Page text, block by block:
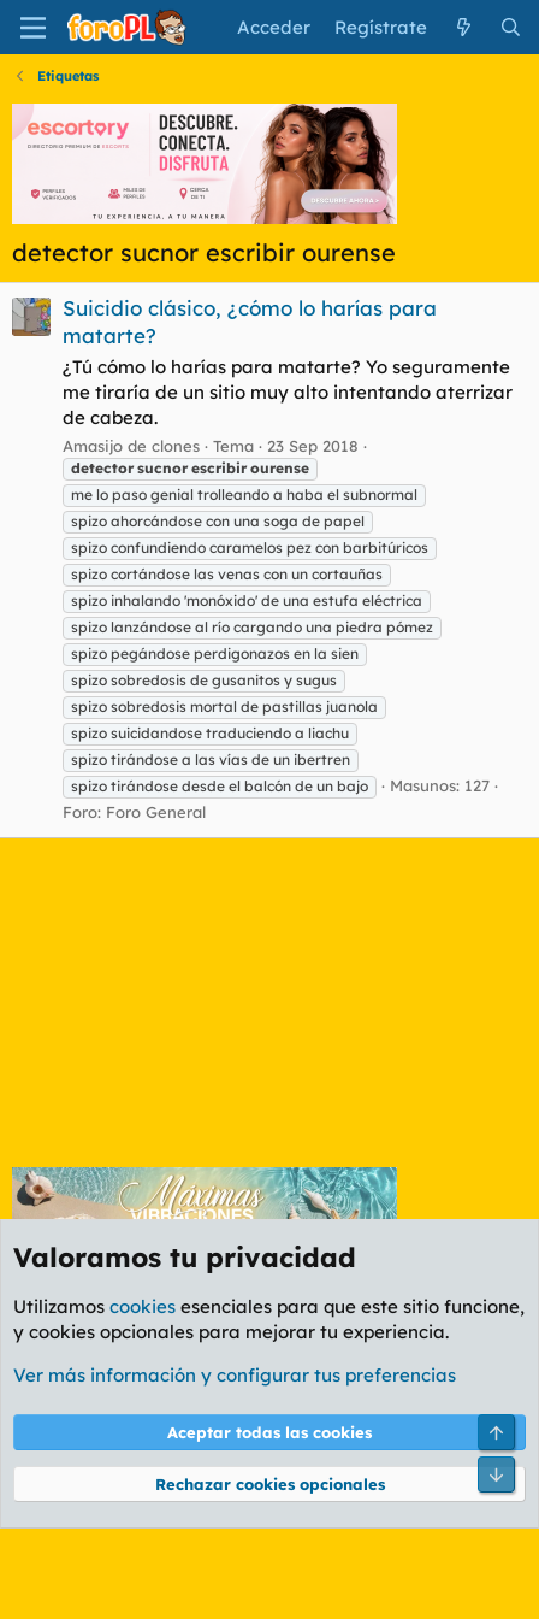
Acceder Regístrate
Etiquetas
detector sucnor escribir ourense
Suicidio clásico, ¿cómo lo harías para
matarte?
¿Tú cómo lo harías para matarte? Yo seguramente
me tiraría de un sitio muy alto intentando aterrizar
de cabeza.
Amasijo de clones Tema 23 Sep 2018
detector sucnor escribir ourense
me lo paso genial trolleando a haba el subnormal
spizo ahorcándose con una soga de papel
spizo confundiendo caramelos pez con barbitúricos
spizo cortándose las venas con un cortauñas
spizo inhalando 'monóxido' de una estufa eléctrica
spizo lanzándose al río cargando una piedra pómez
spizo pegándose perdigonazos en la sien
spizo sobredosis de gusanitos y sugus
spizo sobredosis mortal de pastillas juanola
spizo suicidandose traduciendo a liachu
spizo tirándose a las vías de un ibertren
spizo tirándose desde el balcón de un bajo
Masunos: 127
Foro: Foro General
Etiquetas
Cookies
PL OLDSTYLE AMARILLO
Términos y reglas Política de privacidad Ayuda
Community platform by XenForo® © 2010-2026 XenForo Ltd.
Valoramos tu privacidad
Utilizamos cookies esenciales para que este sitio funcione,
y cookies opcionales para mejorar tu experiencia.
Ver más información y configurar tus preferencias
Aceptar todas las cookies
Rechazar cookies opcionales
Pie